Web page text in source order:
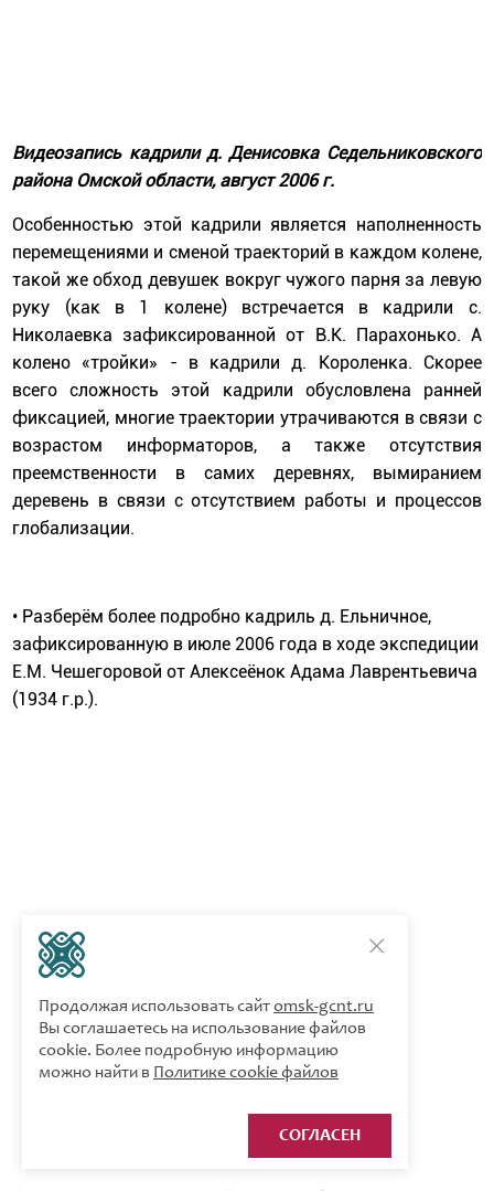
Видеозапись кадрили д. Денисовка Седельниковского
района Омской области, август 2006 г.
Особенностью этой кадрили является наполненность
перемещениями и сменой траекторий в каждом колене,
такой же обход девушек вокруг чужого парня за левую
руку (как в 1 колене) встречается в кадрили с.
Николаевка зафиксированной от В.К. Парахонько. А
колено «тройки» - в кадрили д. Короленка. Скорее
всего сложность этой кадрили обусловлена ранней
фиксацией, многие траектории утрачиваются в связи с
возрастом информаторов, а также отсутствия
преемственности в самих деревнях, вымиранием
деревень в связи с отсутствием работы и процессов
глобализации.
• Разберём более подробно кадриль д. Ельничное,
зафиксированную в июле 2006 года в ходе экспедиции
Е.М. Чешегоровой от Алексеёнок Адама Лаврентьевича
(1934 г.р.).
Продолжая использовать сайтomsk-gcnt.ru
Вы соглашаетесь на использование файлов
cookie. Более подробную информацию
можно найти в Политике cookie файлов
СОГЛАСЕН